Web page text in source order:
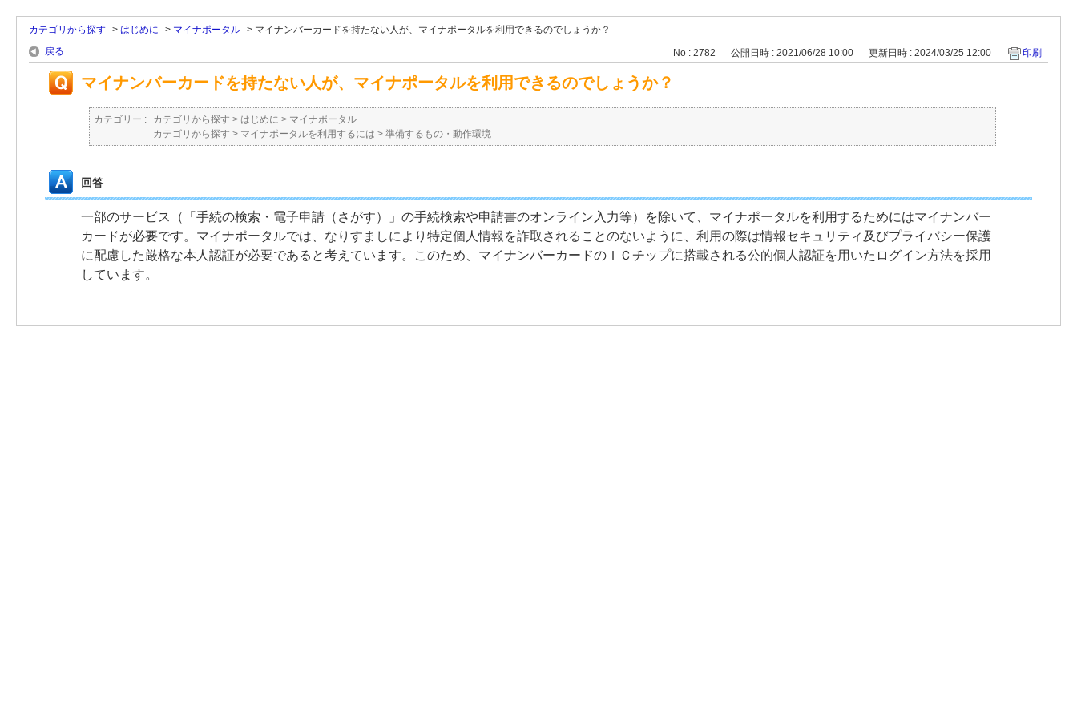
カテゴリから探す > はじめに > マイナポータル > マイナンバーカードを持たない人が、マイナポータルを利用できるのでしょうか？
戻る
No : 2782 公開日時 : 2021/06/28 10:00 更新日時 : 2024/03/25 12:00 印刷
マイナンバーカードを持たない人が、マイナポータルを利用できるのでしょうか？
カテゴリー : カテゴリから探す > はじめに > マイナポータル
カテゴリから探す > マイナポータルを利用するには > 準備するもの・動作環境
回答
一部のサービス（「手続の検索・電子申請（さがす）」の手続検索や申請書のオンライン入力等）を除いて、マイナポータルを利用するためにはマイナンバー
カードが必要です。マイナポータルでは、なりすましにより特定個人情報を詐取されることのないように、利用の際は情報セキュリティ及びプライバシー保護
に配慮した厳格な本人認証が必要であると考えています。このため、マイナンバーカードのＩＣチップに搭載される公的個人認証を用いたログイン方法を採用
しています。